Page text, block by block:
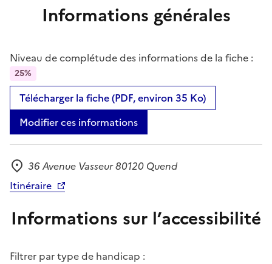
Informations générales
Niveau de complétude des informations de la fiche :
25%
Télécharger la fiche (PDF, environ 35 Ko)
Modifier ces informations
Adresse
36 Avenue Vasseur 80120 Quend
Itinéraire
Informations sur l’accessibilité
Filtrer par type de handicap :